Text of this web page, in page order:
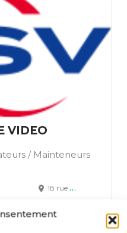
VIDEO
/ Mainteneurs
18 rue du Souchet 49080 BOUCHEMAINE